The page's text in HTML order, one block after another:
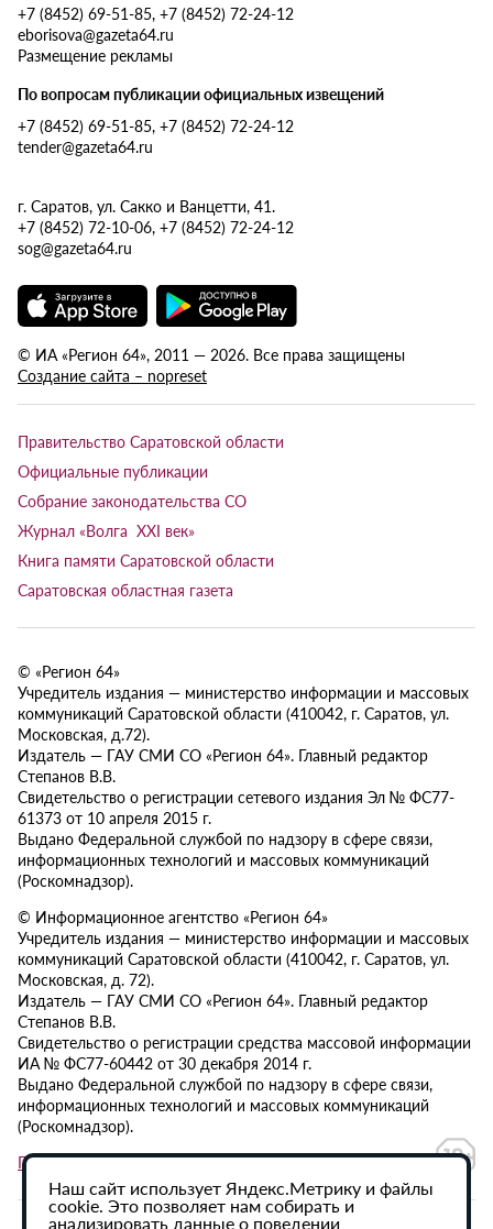
+7 (8452) 69-51-85, +7 (8452) 72-24-12
eborisova@gazeta64.ru
Размещение рекламы
По вопросам публикации официальных извещений
+7 (8452) 69-51-85, +7 (8452) 72-24-12
tender@gazeta64.ru
г. Саратов, ул. Сакко и Ванцетти, 41.
+7 (8452) 72-10-06, +7 (8452) 72-24-12
sog@gazeta64.ru
© ИА «Регион 64», 2011 — 2026. Все права защищены
Создание сайта – nopreset
Правительство Саратовской области
Официальные публикации
Собрание законодательства СО
Журнал «Волга XXI век»
Книга памяти Саратовской области
Саратовская областная газета
© «Регион 64»
Учредитель издания — министерство информации и массовых
коммуникаций Саратовской области (410042, г. Саратов, ул.
Московская, д.72).
Издатель — ГАУ СМИ СО «Регион 64». Главный редактор
Степанов В.В.
Свидетельство о регистрации сетевого издания Эл № ФС77-
61373 от 10 апреля 2015 г.
Выдано Федеральной службой по надзору в сфере связи,
информационных технологий и массовых коммуникаций
(Роскомнадзор).
© Информационное агентство «Регион 64»
Учредитель издания — министерство информации и массовых
коммуникаций Саратовской области (410042, г. Саратов, ул.
Московская, д. 72).
Издатель — ГАУ СМИ СО «Регион 64». Главный редактор
Степанов В.В.
Свидетельство о регистрации средства массовой информации
ИА № ФС77-60442 от 30 декабря 2014 г.
Выдано Федеральной службой по надзору в сфере связи,
информационных технологий и массовых коммуникаций
(Роскомнадзор).
Политика в отношении обработки персональных данных
Наш сайт использует Яндекс.Метрику и файлы
cookie. Это позволяет нам собирать и
анализировать данные о поведении